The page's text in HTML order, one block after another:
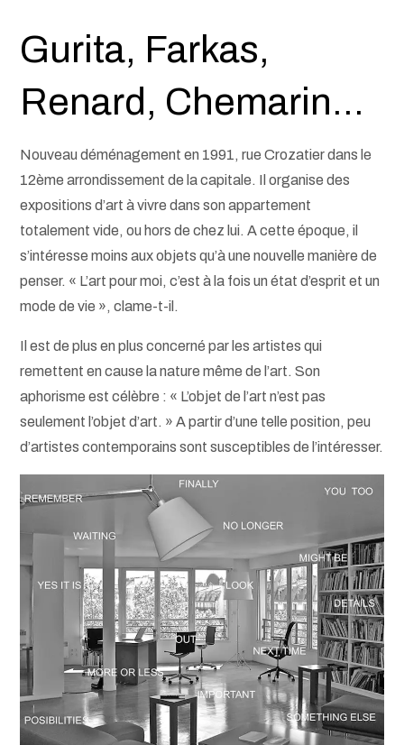
Gurita, Farkas,
Renard, Chemarin…
Nouveau déménagement en 1991, rue Crozatier dans le
12ème arrondissement de la capitale. Il organise des
expositions d’art à vivre dans son appartement
totalement vide, ou hors de chez lui. A cette époque, il
s’intéresse moins aux objets qu’à une nouvelle manière de
penser. « L’art pour moi, c’est à la fois un état d’esprit et un
mode de vie », clame-t-il.
Il est de plus en plus concerné par les artistes qui
remettent en cause la nature même de l’art. Son
aphorisme est célèbre : « L’objet de l’art n’est pas
seulement l’objet d’art. » A partir d’une telle position, peu
d’artistes contemporains sont susceptibles de l’intéresser.